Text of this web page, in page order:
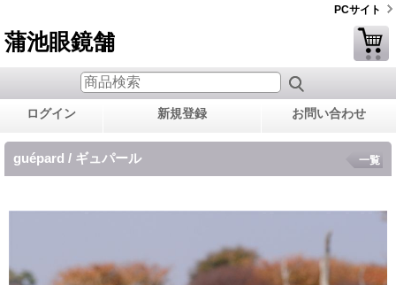
PCサイト
蒲池眼鏡舗
ログイン 新規登録 お問い合わせ
guépard / ギュパール 一覧